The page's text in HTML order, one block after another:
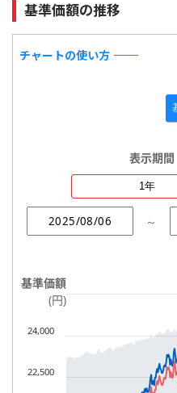
基準価額の推移
チャートの使い方